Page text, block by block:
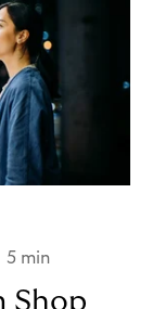
5 min
Shop